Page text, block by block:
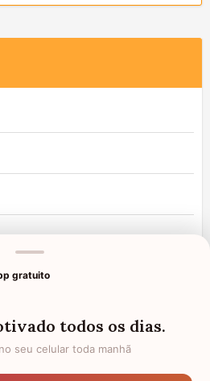
gratuito
todos os dias.
seu celular toda manhã